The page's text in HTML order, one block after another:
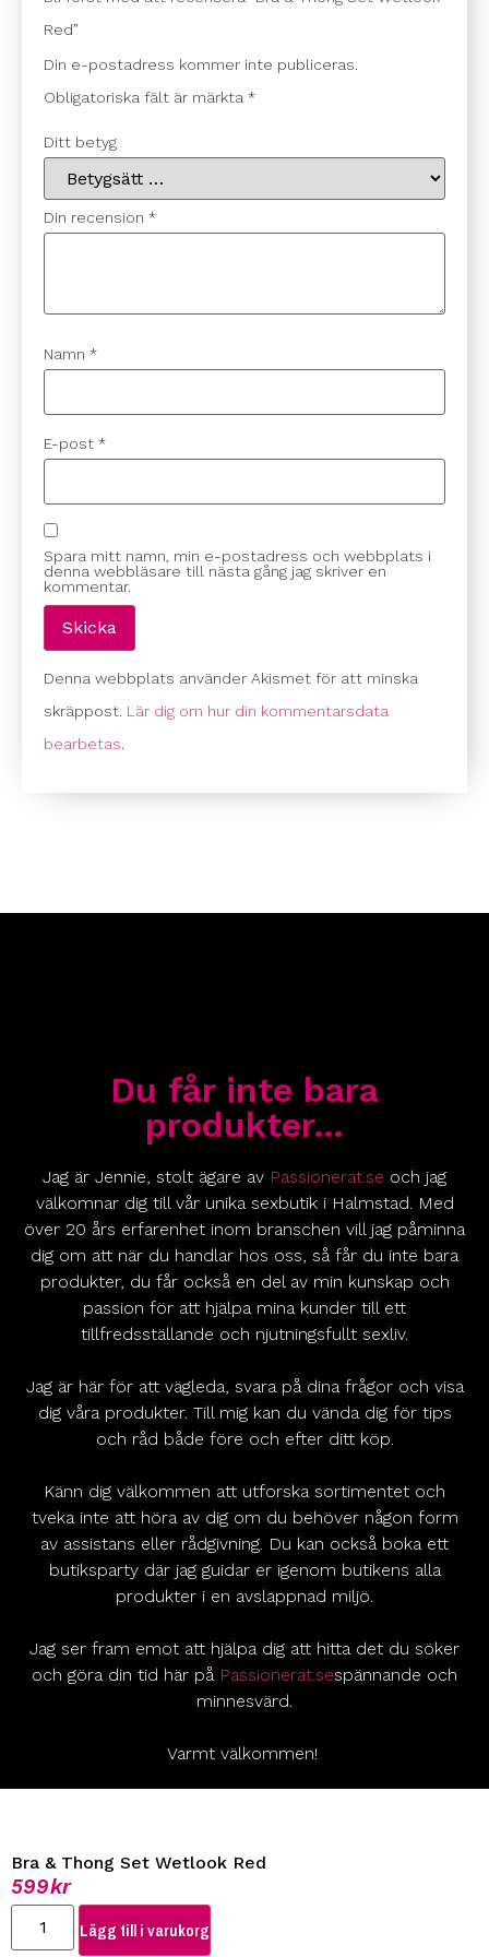
Red”
Din e-postadress kommer inte publiceras.
Obligatoriska fält är märkta *
Ditt betyg
Din recension *
Namn *
E-post *
Spara mitt namn, min e-postadress och webbplats i
denna webbläsare till nästa gång jag skriver en
kommentar.
Denna webbplats använder Akismet för att minska
skräppost. Lär dig om hur din kommentarsdata
bearbetas.
Du får inte bara
produkter…
Jag är Jennie, stolt ägare av Passionerat.se och jag
välkomnar dig till vår unika sexbutik i Halmstad. Med
över 20 års erfarenhet inom branschen vill jag påminna
dig om att när du handlar hos oss, så får du inte bara
produkter, du får också en del av min kunskap och
passion för att hjälpa mina kunder till ett
tillfredsställande och njutningsfullt sexliv.
Jag är här för att vägleda, svara på dina frågor och visa
dig våra produkter. Till mig kan du vända dig för tips
och råd både före och efter ditt köp.
Känn dig välkommen att utforska sortimentet och
tveka inte att höra av dig om du behöver någon form
av assistans eller rådgivning. Du kan också boka ett
butiksparty där jag guidar er igenom butikens alla
produkter i en avslappnad miljö.
Jag ser fram emot att hjälpa dig att hitta det du söker
och göra din tid här på Passionerat.sespännande och
minnesvärd.
Varmt välkommen!
Bra & Thong Set Wetlook Red
599kr
Lägg till i varukorg